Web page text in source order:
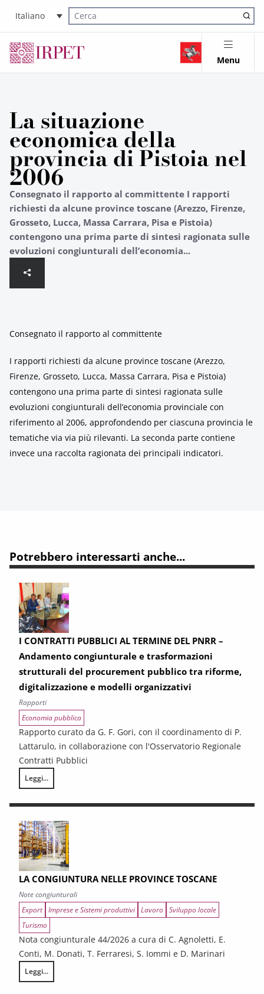
Italiano
Cerca nel sito
Menu
La situazione
economica della
provincia di Pistoia nel
2006
Consegnato il rapporto al committente I rapporti
richiesti da alcune province toscane (Arezzo, Firenze,
Grosseto, Lucca, Massa Carrara, Pisa e Pistoia)
contengono una prima parte di sintesi ragionata sulle
evoluzioni congiunturali dell’economia...
Consegnato il rapporto al committente
I rapporti richiesti da alcune province toscane (Arezzo,
Firenze, Grosseto, Lucca, Massa Carrara, Pisa e Pistoia)
contengono una prima parte di sintesi ragionata sulle
evoluzioni congiunturali dell’economia provinciale con
riferimento al 2006, approfondendo per ciascuna provincia le
tematiche via via più rilevanti. La seconda parte contiene
invece una raccolta ragionata dei principali indicatori.
Potrebbero interessarti anche...
I CONTRATTI PUBBLICI AL TERMINE DEL PNRR –
Andamento congiunturale e trasformazioni
strutturali del procurement pubblico tra riforme,
digitalizzazione e modelli organizzativi
Rapporti
Economia pubblica
Rapporto curato da G. F. Gori, con il coordinamento di P.
Lattarulo, in collaborazione con l'Osservatorio Regionale
Contratti Pubblici
Leggi...
I CONTRATTI PUBBLICI AL TERMINE DEL PNRR – Andamento
LA CONGIUNTURA NELLE PROVINCE TOSCANE
Note congiunturali
Export Imprese e Sistemi produttivi Lavoro Sviluppo locale
Turismo
Nota congiunturale 44/2026 a cura di C. Agnoletti, E.
Conti, M. Donati, T. Ferraresi, S. Iommi e D. Marinari
Leggi...
LA CONGIUNTURA NELLE PROVINCE TOSCANE